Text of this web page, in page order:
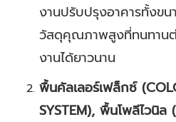
งานปรับปรุงอาคารทั้งขน
วัสดุคุณภาพสูงที่ทนทาน
งานได้ยาวนาน
พื้นคัลเลอร์เฟล็กซ์
SYSTEM), พื้นโพลีไวนิล